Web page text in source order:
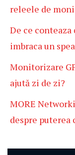
releele de
De ce conteaza
imbraca un
Monitorizare
ajută zi de zi?
MORE
despre